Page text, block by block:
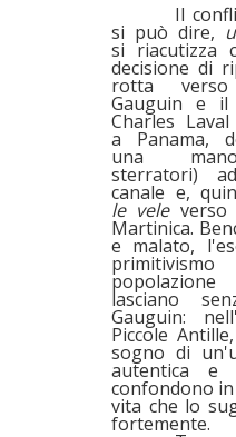
Il
si può dire,
si riacutizza
decisione di
rotta verso
Gauguin e il
Charles
a Panama,
una
sterratori)
canale e,
le veleverso
Martinica.
e malato,
lasciano
Gauguin:
Piccole
sogno di
autentica e
confondono
vita che lo
fortemente.